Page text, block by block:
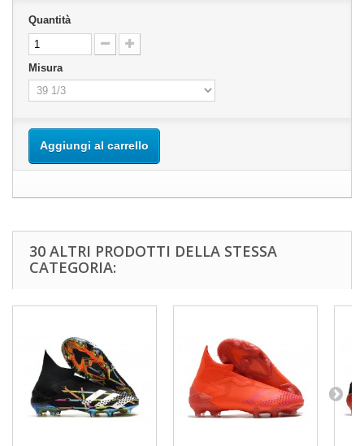
Quantità
Misura
Aggiungi al carrello
30 ALTRI PRODOTTI DELLA STESSA
CATEGORIA: